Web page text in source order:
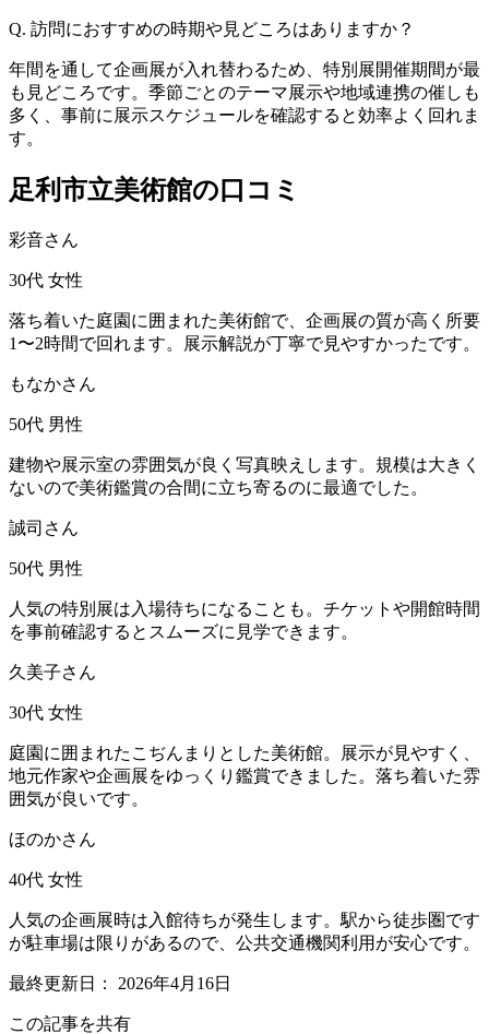
Q. 訪問におすすめの時期や見どころはありますか？
年間を通して企画展が入れ替わるため、特別展開催期間が最
も見どころです。季節ごとのテーマ展示や地域連携の催しも
多く、事前に展示スケジュールを確認すると効率よく回れま
す。
足利市立美術館の口コミ
彩音さん
30代 女性
落ち着いた庭園に囲まれた美術館で、企画展の質が高く所要
1〜2時間で回れます。展示解説が丁寧で見やすかったです。
もなかさん
50代 男性
建物や展示室の雰囲気が良く写真映えします。規模は大きく
ないので美術鑑賞の合間に立ち寄るのに最適でした。
誠司さん
50代 男性
人気の特別展は入場待ちになることも。チケットや開館時間
を事前確認するとスムーズに見学できます。
久美子さん
30代 女性
庭園に囲まれたこぢんまりとした美術館。展示が見やすく、
地元作家や企画展をゆっくり鑑賞できました。落ち着いた雰
囲気が良いです。
ほのかさん
40代 女性
人気の企画展時は入館待ちが発生します。駅から徒歩圏です
が駐車場は限りがあるので、公共交通機関利用が安心です。
最終更新日： 2026年4月16日
この記事を共有